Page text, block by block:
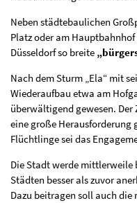
Neben städtebaulichen
Platz oder am
Düsseldorf so breite
Nach dem Sturm „Ela“ mit
Wiederaufbau etwa am
überwältigend gewesen. Der
eine große Herausforderung
Flüchtlinge sei das
Die Stadt werde mittlerweile
Städten besser als zuvor
Dazu beitragen soll auch